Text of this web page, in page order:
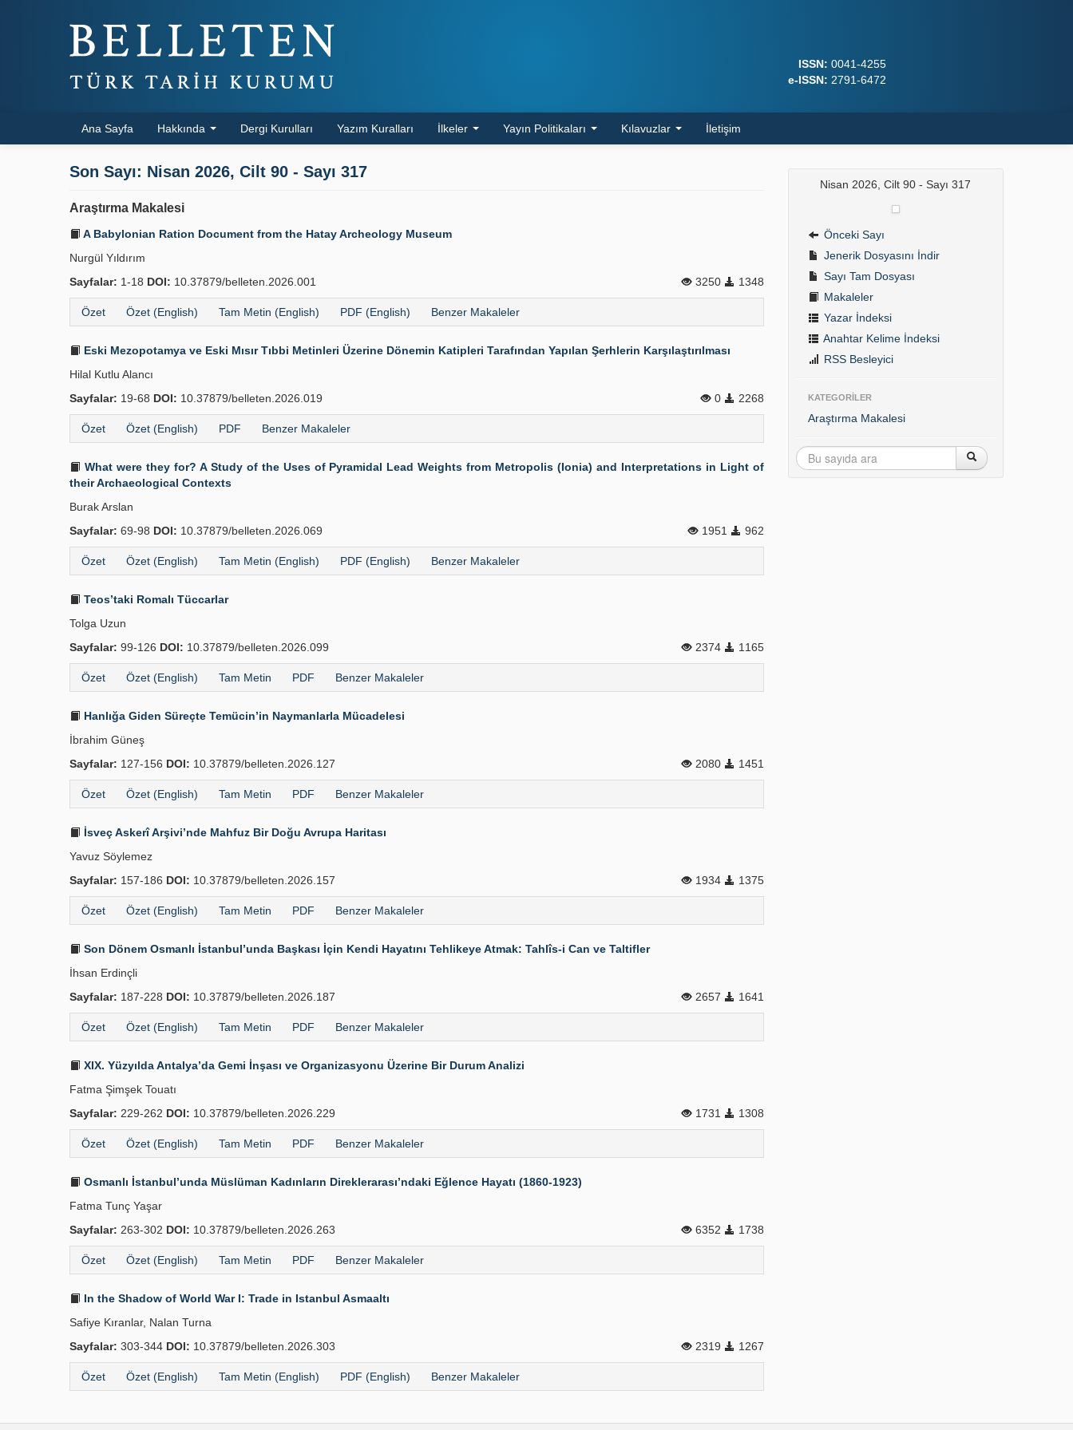
ISSN: 0041-4255
e-ISSN: 2791-6472
Ana Sayfa Hakkında Dergi Kurulları Yazım Kuralları İlkeler Yayın Politikaları Kılavuzlar İletişim
Son Sayı: Nisan 2026, Cilt 90 - Sayı 317
Araştırma Makalesi
A Babylonian Ration Document from the Hatay Archeology Museum
Nurgül Yıldırım
Sayfalar: 1-18 DOI: 10.37879/belleten.2026.001 3250 1348
Özet Özet (English) Tam Metin (English) PDF (English) Benzer Makaleler
Eski Mezopotamya ve Eski Mısır Tıbbi Metinleri Üzerine Dönemin Katipleri Tarafından Yapılan Şerhlerin Karşılaştırılması
Hilal Kutlu Alancı
Sayfalar: 19-68 DOI: 10.37879/belleten.2026.019 0 2268
Özet Özet (English) PDF Benzer Makaleler
What were they for? A Study of the Uses of Pyramidal Lead Weights from Metropolis (Ionia) and Interpretations in Light of
their Archaeological Contexts
Burak Arslan
Sayfalar: 69-98 DOI: 10.37879/belleten.2026.069 1951 962
Özet Özet (English) Tam Metin (English) PDF (English) Benzer Makaleler
Teos’taki Romalı Tüccarlar
Tolga Uzun
Sayfalar: 99-126 DOI: 10.37879/belleten.2026.099 2374 1165
Özet Özet (English) Tam Metin PDF Benzer Makaleler
Hanlığa Giden Süreçte Temücin’in Naymanlarla Mücadelesi
İbrahim Güneş
Sayfalar: 127-156 DOI: 10.37879/belleten.2026.127 2080 1451
Özet Özet (English) Tam Metin PDF Benzer Makaleler
İsveç Askerî Arşivi’nde Mahfuz Bir Doğu Avrupa Haritası
Yavuz Söylemez
Sayfalar: 157-186 DOI: 10.37879/belleten.2026.157 1934 1375
Özet Özet (English) Tam Metin PDF Benzer Makaleler
Son Dönem Osmanlı İstanbul’unda Başkası İçin Kendi Hayatını Tehlikeye Atmak: Tahlîs-i Can ve Taltifler
İhsan Erdinçli
Sayfalar: 187-228 DOI: 10.37879/belleten.2026.187 2657 1641
Özet Özet (English) Tam Metin PDF Benzer Makaleler
XIX. Yüzyılda Antalya’da Gemi İnşası ve Organizasyonu Üzerine Bir Durum Analizi
Fatma Şimşek Touatı
Sayfalar: 229-262 DOI: 10.37879/belleten.2026.229 1731 1308
Özet Özet (English) Tam Metin PDF Benzer Makaleler
Osmanlı İstanbul’unda Müslüman Kadınların Direklerarası’ndaki Eğlence Hayatı (1860-1923)
Fatma Tunç Yaşar
Sayfalar: 263-302 DOI: 10.37879/belleten.2026.263 6352 1738
Özet Özet (English) Tam Metin PDF Benzer Makaleler
In the Shadow of World War I: Trade in Istanbul Asmaaltı
Safiye Kıranlar, Nalan Turna
Sayfalar: 303-344 DOI: 10.37879/belleten.2026.303 2319 1267
Özet Özet (English) Tam Metin (English) PDF (English) Benzer Makaleler
Nisan 2026, Cilt 90 - Sayı 317
Önceki Sayı
Jenerik Dosyasını İndir
Sayı Tam Dosyası
Makaleler
Yazar İndeksi
Anahtar Kelime İndeksi
RSS Besleyici
KATEGORİLER
Araştırma Makalesi